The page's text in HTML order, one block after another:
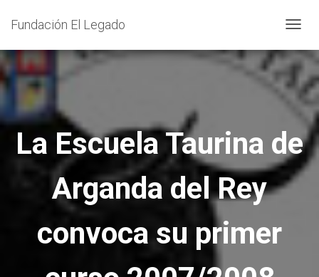
Fundación El Legado
A
M
B
R
M
O
La Escuela Taurina de
Arganda del Rey
convoca su primer